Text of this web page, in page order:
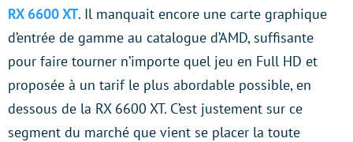
RX 6600 XT. Il manquait encore une carte graphique
d’entrée de gamme au catalogue d’AMD, suffisante
pour faire tourner n’importe quel jeu en Full HD et
proposée à un tarif le plus abordable possible, en
dessous de la RX 6600 XT. C’est justement sur ce
segment du marché que vient se placer la toute